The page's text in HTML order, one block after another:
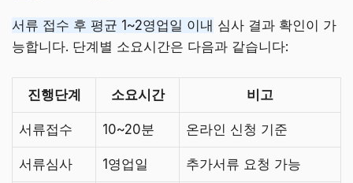
서류 접수 후 평균 1~2영업일 이내 심사 결과 확인이 가
능합니다. 단계별 소요시간은 다음과 같습니다:
진행단계 소요시간 비고
서류접수 10~20분 온라인 신청 기준
서류심사 1영업일 추가서류 요청 가능